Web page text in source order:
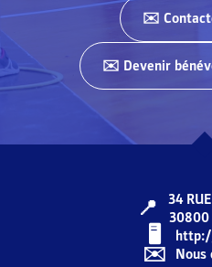
✉️
✉️ Devenir
📍
34
30800
🖥️️️
✉️ Nous